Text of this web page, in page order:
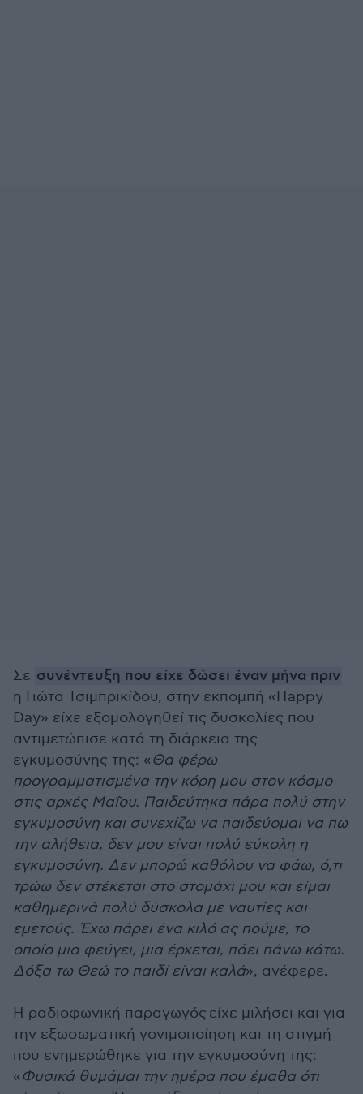
Σε συνέντευξη που είχε δώσει έναν μήνα πριν
η Γιώτα Τσιμπρικίδου, στην εκπομπή «Happy
Day» είχε εξομολογηθεί τις δυσκολίες που
αντιμετώπισε κατά τη διάρκεια της
εγκυμοσύνης της: «Θα φέρω
προγραμματισμένα την κόρη μου στον κόσμο
στις αρχές Μαΐου. Παιδεύτηκα πάρα πολύ στην
εγκυμοσύνη και συνεχίζω να παιδεύομαι να πω
την αλήθεια, δεν μου είναι πολύ εύκολη η
εγκυμοσύνη. Δεν μπορώ καθόλου να φάω, ό,τι
τρώω δεν στέκεται στο στομάχι μου και είμαι
καθημερινά πολύ δύσκολα με ναυτίες και
εμετούς. Έχω πάρει ένα κιλό ας πούμε, το
οποίο μια φεύγει, μια έρχεται, πάει πάνω κάτω.
Δόξα τω Θεώ το παιδί είναι καλά», ανέφερε.
Η ραδιοφωνική παραγωγός είχε μιλήσει και για
την εξωσωματική γονιμοποίηση και τη στιγμή
που ενημερώθηκε για την εγκυμοσύνη της:
«Φυσικά θυμάμαι την ημέρα που έμαθα ότι